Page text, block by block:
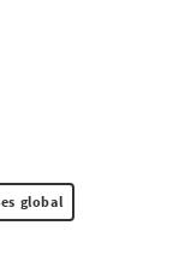
global